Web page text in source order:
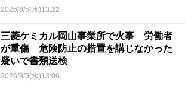
2026/8/5(水)13:22
三菱ケミカル岡山事業所で火事 労働者
が重傷 危険防止の措置を講じなかった
疑いで書類送検
2026/8/5(水)13:06